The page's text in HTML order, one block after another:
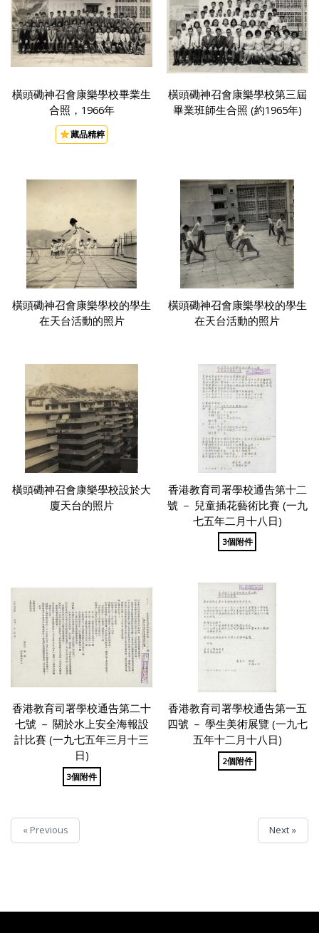
橫頭磡神召會康樂學校畢業生
合照，1966年
藏品精粹
橫頭磡神召會康樂學校第三屆
畢業班師生合照 (約1965年)
橫頭磡神召會康樂學校的學生
在天台活動的照片
橫頭磡神召會康樂學校的學生
在天台活動的照片
橫頭磡神召會康樂學校設於大
廈天台的照片
香港教育司署學校通告第十二
號 － 兒童插花藝術比賽 (一九
七五年二月十八日)
3個附件
香港教育司署學校通告第二十
七號 － 關於水上安全海報設
計比賽 (一九七五年三月十三
日)
3個附件
香港教育司署學校通告第一五
四號 － 學生美術展覽 (一九七
五年十二月十八日)
2個附件
« Previous Next »